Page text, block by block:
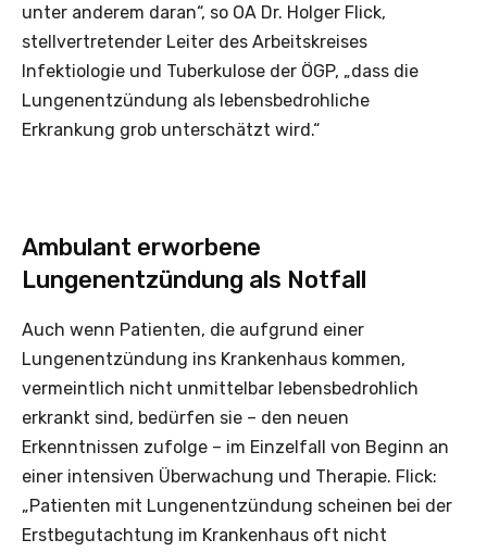
unter anderem daran“, so OA Dr. Holger Flick,
stellvertretender Leiter des Arbeitskreises
Infektiologie und Tuberkulose der ÖGP, „dass die
Lungenentzündung als lebensbedrohliche
Erkrankung grob unterschätzt wird.“
Ambulant erworbene
Lungenentzündung als Notfall
Auch wenn Patienten, die aufgrund einer
Lungenentzündung ins Krankenhaus kommen,
vermeintlich nicht unmittelbar lebensbedrohlich
erkrankt sind, bedürfen sie – den neuen
Erkenntnissen zufolge – im Einzelfall von Beginn an
einer intensiven Überwachung und Therapie. Flick:
„Patienten mit Lungenentzündung scheinen bei der
Erstbegutachtung im Krankenhaus oft nicht